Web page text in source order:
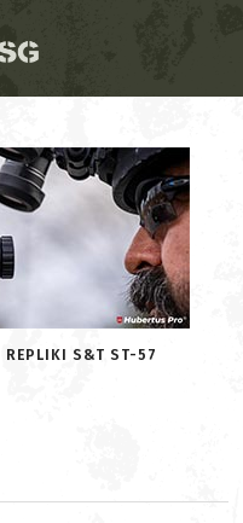
REPLIKI S&T ST-57